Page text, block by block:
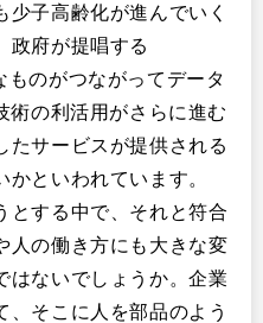
少子高齢化が進んでいく
政府が提唱する
のがつながってデータ
術の利活用がさらに進む
たサービスが提供される
といわれています。
とする中で、それと符合
人の働き方にも大きな変
はないでしょうか。企業
、そこに人を部品のよう